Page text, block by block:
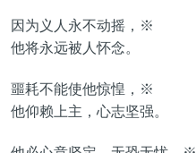
因为义人永不动摇，※
他将永远被人怀念。
噩耗不能使他惊惶，※
他仰赖上主，心志坚强。